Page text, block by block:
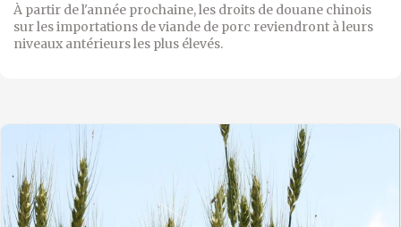
À partir de l'année prochaine, les droits de douane chinois
sur les importations de viande de porc reviendront à leurs
niveaux antérieurs les plus élevés.